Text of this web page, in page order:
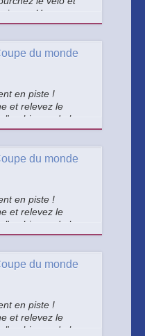
Une
et 100 %
du monde
en piste !
et relevez le
de la
Un parcours fun,
du monde
en piste !
et relevez le
de la
Un parcours fun,
du monde
en piste !
et relevez le
de la